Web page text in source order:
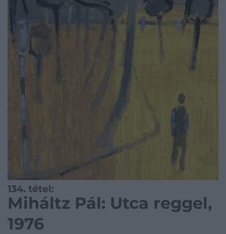
134. tétel:
Miháltz Pál: Utca reggel,
1976